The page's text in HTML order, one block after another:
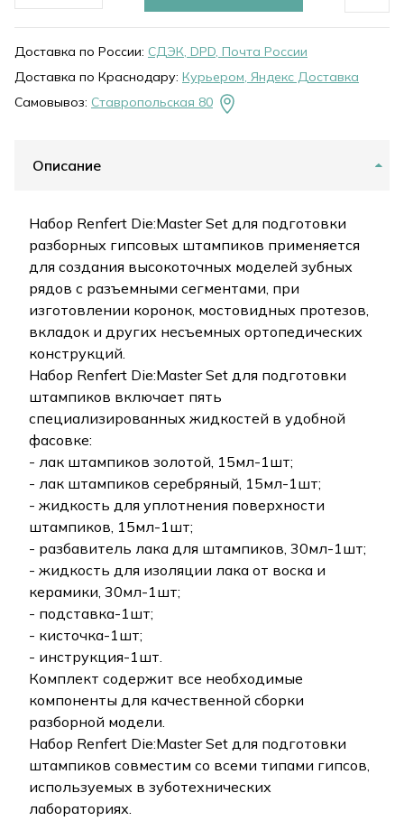
Доставка по России: СДЭК, DPD, Почта России
Доставка по Краснодару: Курьером, Яндекс Доставка
Самовывоз: Ставропольская 80
Описание
Набор Renfert Die:Master Set для подготовки
разборных гипсовых штампиков применяется
для создания высокоточных моделей зубных
рядов с разъемными сегментами, при
изготовлении коронок, мостовидных протезов,
вкладок и других несъемных ортопедических
конструкций.
Набор Renfert Die:Master Set для подготовки
штампиков включает пять
специализированных жидкостей в удобной
фасовке:
- лак штампиков золотой, 15мл-1шт;
- лак штампиков серебряный, 15мл-1шт;
- жидкость для уплотнения поверхности
штампиков, 15мл-1шт;
- разбавитель лака для штампиков, 30мл-1шт;
- жидкость для изоляции лака от воска и
керамики, 30мл-1шт;
- подставка-1шт;
- кисточка-1шт;
- инструкция-1шт.
Комплект содержит все необходимые
компоненты для качественной сборки
разборной модели.
Набор Renfert Die:Master Set для подготовки
штампиков совместим со всеми типами гипсов,
используемых в зуботехнических
лабораториях.